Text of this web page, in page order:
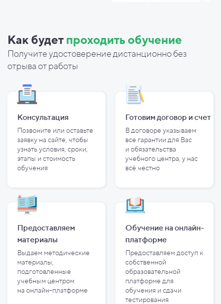
Как будет проходить обучение
Получите удостоверение дистанционно без
отрыва от работы
Консультация
Позвоните или оставьте
заявку на сайте, чтобы
узнать условия, сроки,
этапы и стоимость
обучения
Готовим договор и счет
В договоре указываем
все гарантии для Вас
и обязательства
учебного центра, у нас
всё честно
Предоставляем
материалы
Выдаем методические
материалы,
подготовленные
учебным центром
на онлайн-платформе
Обучение на онлайн-
платформе
Предоставляем доступ к
собственной
образовательной
платформе для
обучения и сдачи
тестирования